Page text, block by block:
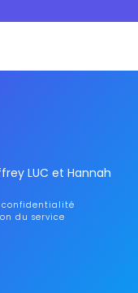
LUC et Hannah
confidentialité
du service